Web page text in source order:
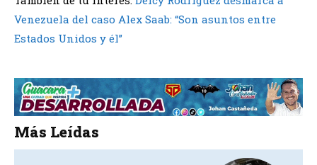
Venezuela del caso Alex Saab: “Son asuntos entre
Estados Unidos y él”
Más Leídas